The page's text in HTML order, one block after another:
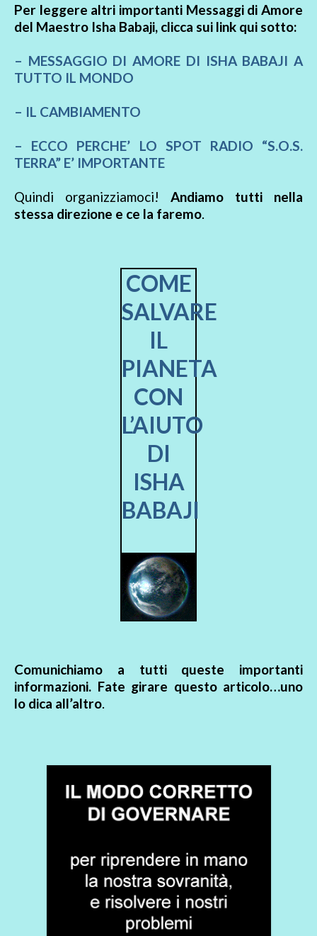
Per leggere altri importanti Messaggi di Amore
del Maestro Isha Babaji, clicca sui link qui sotto:
– MESSAGGIO DI AMORE DI ISHA BABAJI A
TUTTO IL MONDO
– IL CAMBIAMENTO
– ECCO PERCHE’ LO SPOT RADIO “S.O.S.
TERRA” E’ IMPORTANTE
Quindi organizziamoci! Andiamo tutti nella
stessa direzione e ce la faremo.
COME
SALVARE
IL
PIANETA
CON
L’AIUTO
DI
ISHA
BABAJI
Comunichiamo a tutti queste importanti
informazioni. Fate girare questo articolo…uno
lo dica all’altro.